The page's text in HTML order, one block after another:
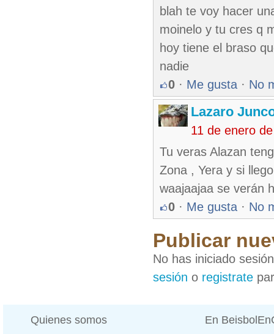
blah te voy hacer
moinelo y tu cres q
hoy tiene el braso
nadie
0 · Me gusta · No
Lazaro
11 de enero
Tu veras Alazan
Zona , Yera y si
waajaajaa se verán
0 · Me gusta · No
Publicar
No has iniciado
sesión o registrate
Quienes somos En